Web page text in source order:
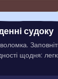
судоку
щодня: